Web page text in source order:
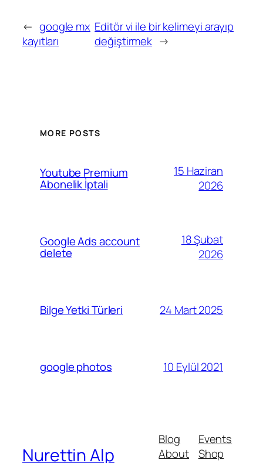
← google mx
kayıtları
Editör vi ile bir kelimeyi arayıp
değiştirmek →
MORE POSTS
Youtube Premium
Abonelik İptali
15 Haziran
2026
Google Ads account
delete
18 Şubat
2026
Bilge Yetki Türleri 24 Mart 2025
google photos 10 Eylül 2021
Nurettin Alp
Blog
About
Events
Shop